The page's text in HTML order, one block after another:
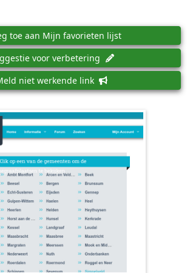
toe aan Mijn favorieten lijst
voor verbetering
niet werkende link